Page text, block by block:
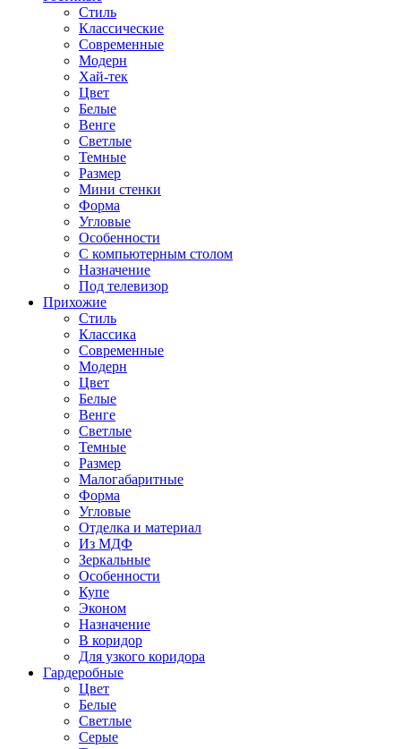
Стиль
Классические
Современные
Модерн
Хай-тек
Цвет
Белые
Венге
Светлые
Темные
Размер
Мини стенки
Форма
Угловые
Особенности
С компьютерным столом
Назначение
Под телевизор
Прихожие
Стиль
Классика
Современные
Модерн
Цвет
Белые
Венге
Светлые
Темные
Размер
Малогабаритные
Форма
Угловые
Отделка и материал
Из МДФ
Зеркальные
Особенности
Купе
Эконом
Назначение
В коридор
Для узкого коридора
Гардеробные
Цвет
Белые
Светлые
Серые